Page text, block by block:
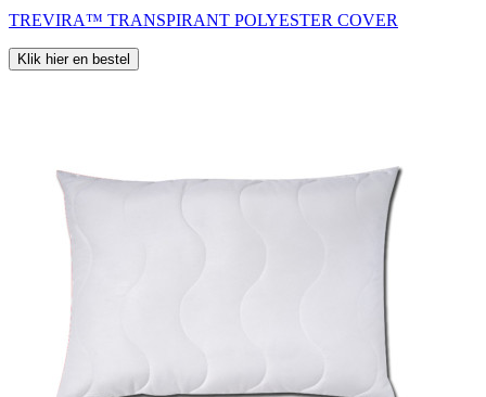
TREVIRA™ TRANSPIRANT POLYESTER COVER
Klik hier en bestel